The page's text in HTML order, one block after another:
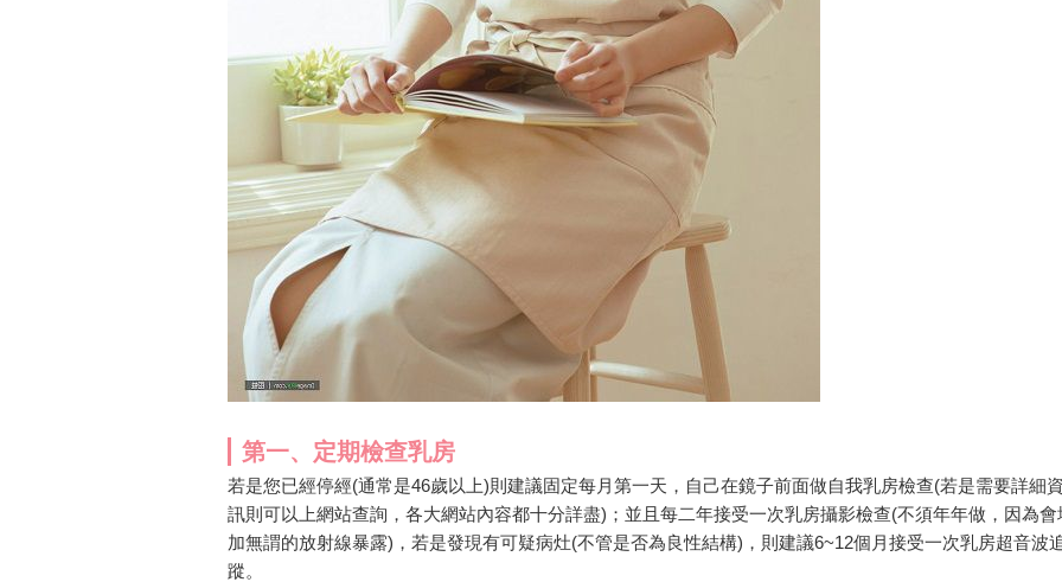
第一、定期檢查乳房
若是您已經停經(通常是46歲以上)則建議固定每月第一天，自己在鏡子前面做自我乳房檢查(若是需要詳細資
訊則可以上網站查詢，各大網站內容都十分詳盡)；並且每二年接受一次乳房攝影檢查(不須年年做，因為會
加無謂的放射線暴露)，若是發現有可疑病灶(不管是否為良性結構)，則建議6~12個月接受一次乳房超音波
蹤。